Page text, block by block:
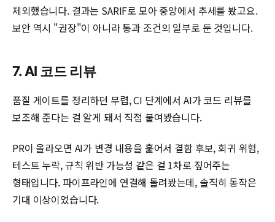
제외했습니다. 결과는 SARIF로 모아 중앙에서 추세를 봤고요.
보안 역시 "권장"이 아니라 통과 조건의 일부로 둔 것입니다.
7. AI 코드 리뷰
품질 게이트를 정리하던 무렵, CI 단계에서 AI가 코드 리뷰를
보조해 준다는 걸 알게 돼서 직접 붙여봤습니다.
PR이 올라오면 AI가 변경 내용을 훑어서 결함 후보, 회귀 위험,
테스트 누락, 규칙 위반 가능성 같은 걸 1차로 짚어주는
형태입니다. 파이프라인에 연결해 돌려봤는데, 솔직히 동작은
기대 이상이었습니다.